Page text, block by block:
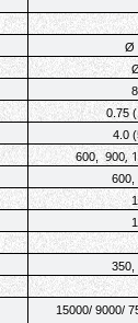
Ø
0.75
4.0
600, 900,
600,
350,
15000/ 9000/